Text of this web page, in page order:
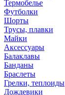
Термобелье
Футболки
Шорты
Трусы, плавки
Майки
Аксессуары
Балаклавы
Банданы
Браслеты
Грелки, теплоиды
Дождевики